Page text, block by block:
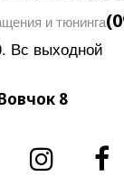
и тюнинга
Вс выходной
8